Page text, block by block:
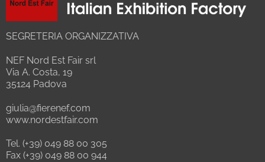
SEGRETERIA ORGANIZZATIVA
NEF Nord Est Fair srl
Via A. Costa, 19
35124 Padova
giulia@fierenef.com
www.nordestfair.com
Tel. (+39) 049 88 00 305
Fax (+39) 049 88 00 944